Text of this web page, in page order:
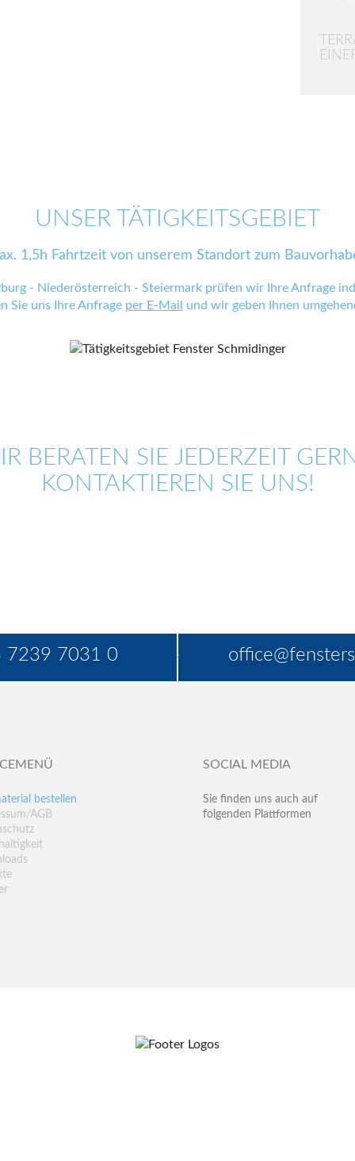
UNSER TÄTIGKEITSGEBIET
1,5h Fahrtzeit von unserem Standort zum
- Niederösterreich - Steiermark prüfen wir Ihre Anfrage
Sie uns Ihre Anfrage per E-Mail und wir geben Ihnen
BERATEN SIE JEDERZEIT
KONTAKTIEREN SIE UNS!
7239 7031 0
bestellen
AGB
SOCIAL MEDIA
Sie finden uns auch auf
folgenden Plattformen